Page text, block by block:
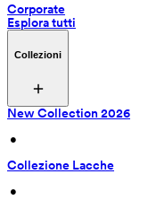
Corporate
Esplora tutti
Collezioni
New Collection 2026
•
Collezione Lacche
•